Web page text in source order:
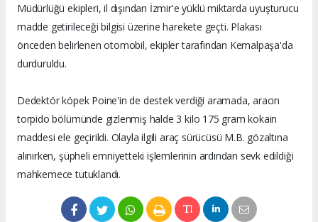
Müdürlüğü ekipleri, il dışından İzmir'e yüklü miktarda uyuşturucu
madde getirileceği bilgisi üzerine harekete geçti. Plakası
önceden belirlenen otomobil, ekipler tarafından Kemalpaşa'da
durduruldu.
Dedektör köpek Poine'in de destek verdiği aramada, aracın
torpido bölümünde gizlenmiş halde 3 kilo 175 gram kokain
maddesi ele geçirildi. Olayla ilgili araç sürücüsü M.B. gözaltına
alınırken, şüpheli emniyetteki işlemlerinin ardından sevk edildiği
mahkemece tutuklandı.